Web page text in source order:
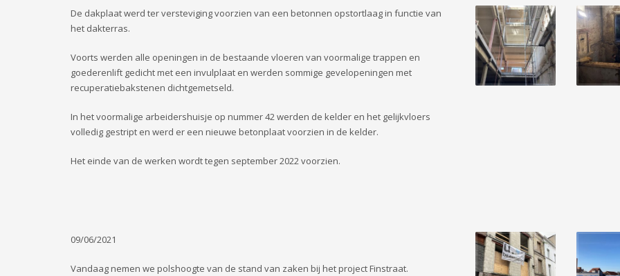
De dakplaat werd ter versteviging voorzien van een betonnen opstortlaag in functie van
het dakterras.
Voorts werden alle openingen in de bestaande vloeren van voormalige trappen en
goederenlift gedicht met een invulplaat en werden sommige gevelopeningen met
recuperatiebakstenen dichtgemetseld.
In het voormalige arbeidershuisje op nummer 42 werden de kelder en het gelijkvloers
volledig gestript en werd er een nieuwe betonplaat voorzien in de kelder.
Het einde van de werken wordt tegen september 2022 voorzien.
09/06/2021
Vandaag nemen we polshoogte van de stand van zaken bij het project Finstraat.